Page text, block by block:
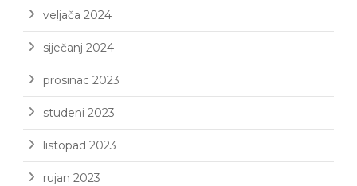
veljača 2024
siječanj 2024
prosinac 2023
studeni 2023
listopad 2023
rujan 2023